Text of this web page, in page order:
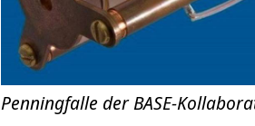
Penningfalle der BASE-